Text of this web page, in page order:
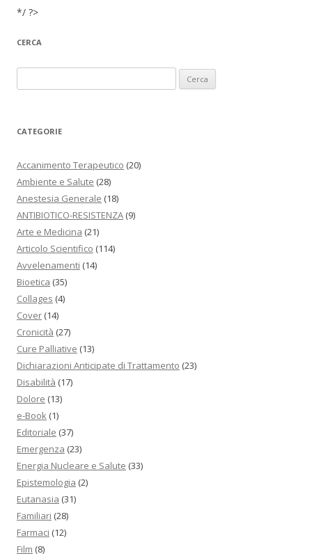
*/ ?>
CERCA
CATEGORIE
Accanimento Terapeutico (20)
Ambiente e Salute (28)
Anestesia Generale (18)
ANTIBIOTICO-RESISTENZA (9)
Arte e Medicina (21)
Articolo Scientifico (114)
Avvelenamenti (14)
Bioetica (35)
Collages (4)
Cover (14)
Cronicità (27)
Cure Palliative (13)
Dichiarazioni Anticipate di Trattamento (23)
Disabilità (17)
Dolore (13)
e-Book (1)
Editoriale (37)
Emergenza (23)
Energia Nucleare e Salute (33)
Epistemologia (2)
Eutanasia (31)
Familiari (28)
Farmaci (12)
Film (8)